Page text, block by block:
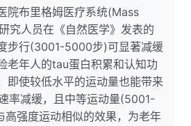
院布里格姆医疗系统(Mass
究人员在《自然医学》发表的
步行(3001-5000步)可显著减缓
老年人的tau蛋白积累和认知功
即使较低水平的运动量也能带来
率减缓，且中等运动量(5001-
强度运动相似的效果，为老年